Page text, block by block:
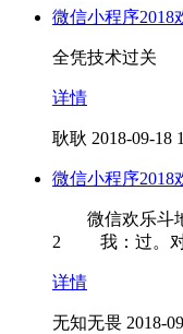
微信小程序2018
全凭技术过关
详情
耿耿 2018-09-18
微信小程序2018
微信欢乐斗
2 我：过。对
详情
无知无畏 2018-